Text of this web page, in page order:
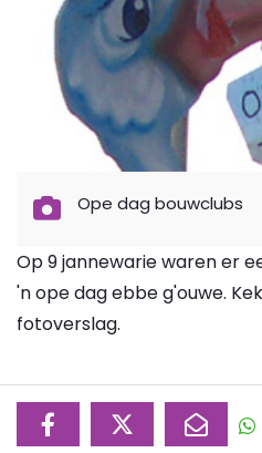
Ope dag bouwclubs
Op 9 jannewarie waren er
'n ope dag ebbe g'ouwe.
fotoverslag.